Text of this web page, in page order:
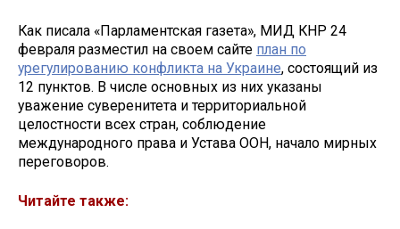
Как писала «Парламентская газета», МИД КНР 24
февраля разместил на своем сайте план по
урегулированию конфликта на Украине, состоящий из
12 пунктов. В числе основных из них указаны
уважение суверенитета и территориальной
целостности всех стран, соблюдение
международного права и Устава ООН, начало мирных
переговоров.
Читайте также: